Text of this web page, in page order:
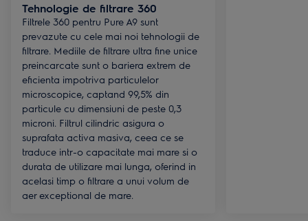
Tehnologie de filtrare 360
Filtrele 360 pentru Pure A9 sunt
prevazute cu cele mai noi tehnologii de
filtrare. Mediile de filtrare ultra fine unice
preincarcate sunt o bariera extrem de
eficienta impotriva particulelor
microscopice, captand 99,5% din
particule cu dimensiuni de peste 0,3
microni. Filtrul cilindric asigura o
suprafata activa masiva, ceea ce se
traduce intr-o capacitate mai mare si o
durata de utilizare mai lunga, oferind in
acelasi timp o filtrare a unui volum de
aer exceptional de mare.